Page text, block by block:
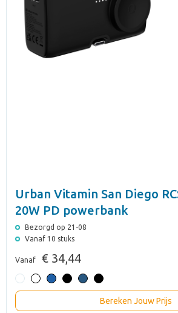
Urban Vitamin San Diego
20W PD powerbank
Bezorgd op 21-08
Vanaf 10 stuks
Vanaf € 34,44
Bereken Jouw Prijs